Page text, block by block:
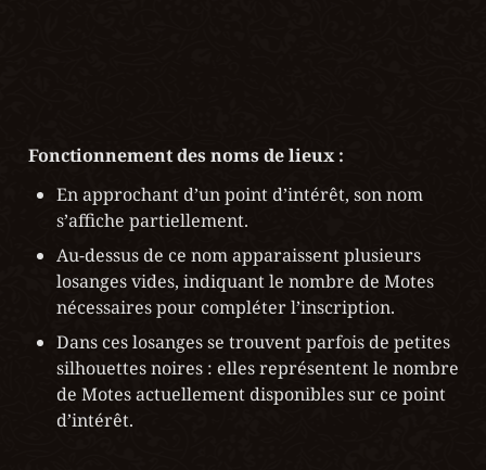
Fonctionnement des noms de lieux :
En approchant d’un point d’intérêt, son nom
s’affiche partiellement.
Au-dessus de ce nom apparaissent plusieurs
losanges vides, indiquant le nombre de Motes
nécessaires pour compléter l’inscription.
Dans ces losanges se trouvent parfois de petites
silhouettes noires : elles représentent le nombre
de Motes actuellement disponibles sur ce point
d’intérêt.